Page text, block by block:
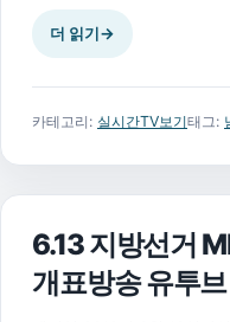
더 읽기→
카테고리: 실시간TV보기태그:
6.13 지방선거
개표방송 유투